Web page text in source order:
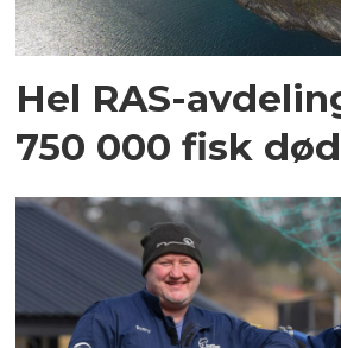
Hel RAS-
750 000 fisk